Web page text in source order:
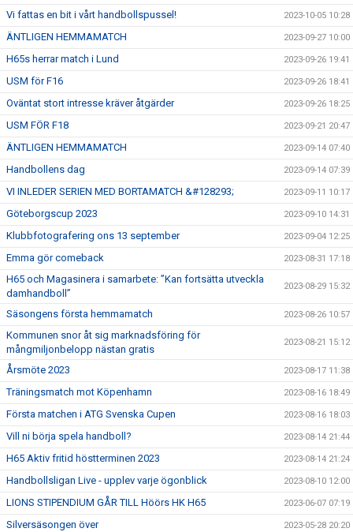
Vi fattas en bit i vårt handbollspussel! 2023-10-05 10:28
ÄNTLIGEN HEMMAMATCH 2023-09-27 10:00
H65s herrar match i Lund 2023-09-26 19:41
USM för F16 2023-09-26 18:41
Oväntat stort intresse kräver åtgärder 2023-09-26 18:25
USM FÖR F18 2023-09-21 20:47
ÄNTLIGEN HEMMAMATCH 2023-09-14 07:40
Handbollens dag 2023-09-14 07:39
VI INLEDER SERIEN MED BORTAMATCH &#128293; 2023-09-11 10:17
Göteborgscup 2023 2023-09-10 14:31
Klubbfotografering ons 13 september 2023-09-04 12:25
Emma gör comeback 2023-08-31 17:18
H65 och Magasinera i samarbete: ”Kan fortsätta utveckla
damhandboll”
2023-08-29 15:32
Säsongens första hemmamatch 2023-08-26 10:57
Kommunen snor åt sig marknadsföring för
mångmiljonbelopp nästan gratis
2023-08-21 15:12
Årsmöte 2023 2023-08-17 11:38
Träningsmatch mot Köpenhamn 2023-08-16 18:49
Första matchen i ATG Svenska Cupen 2023-08-16 18:03
Vill ni börja spela handboll? 2023-08-14 21:44
H65 Aktiv fritid höstterminen 2023 2023-08-14 21:24
Handbollsligan Live - upplev varje ögonblick 2023-08-10 12:00
LIONS STIPENDIUM GÅR TILL Höörs HK H65 2023-06-07 07:19
Silversäsongen över 2023-05-28 20:20